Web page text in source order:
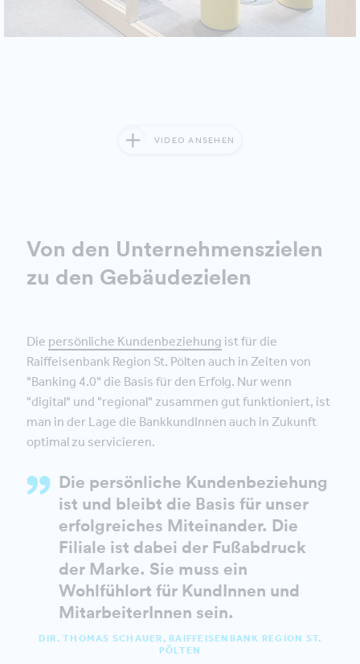
VIDEO ANSEHEN
Von den Unternehmenszielen
zu den Gebäudezielen
Die persönliche Kundenbeziehung ist für die
Raiffeisenbank Region St. Pölten auch in Zeiten von
"Banking 4.0" die Basis für den Erfolg. Nur wenn
"digital" und "regional" zusammen gut funktioniert, ist
man in der Lage die BankkundInnen auch in Zukunft
optimal zu servicieren.
Die persönliche Kundenbeziehung
ist und bleibt die Basis für unser
erfolgreiches Miteinander. Die
Filiale ist dabei der Fußabdruck
der Marke. Sie muss ein
Wohlfühlort für KundInnen und
MitarbeiterInnen sein.
DIR. THOMAS SCHAUER, RAIFFEISENBANK REGION ST.
PÖLTEN